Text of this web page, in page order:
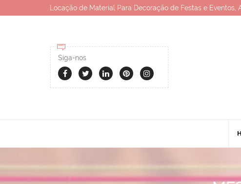
Locação de Material Para Decoração de Festas e Eventos,
Siga-nos